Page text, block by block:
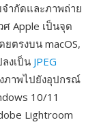
ำกัดและภาพถ่าย
Apple เป็นจุด
ตรงบน macOS,
งเป็น JPEG
ภาพไปยังอุปกรณ์
10/11
Lightroom